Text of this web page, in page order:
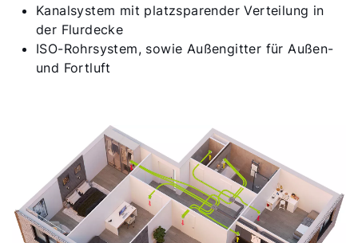
Kanalsystem mit platzsparender Verteilung in
der Flurdecke
ISO-Rohrsystem, sowie Außengitter für Außen-
und Fortluft